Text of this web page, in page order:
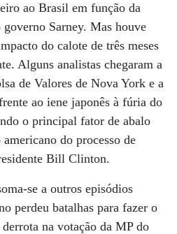
ao Brasil em função da
Sarney. Mas houve
do calote de três meses
Alguns analistas chegaram a
de Valores de Nova York e a
ao iene japonês à fúria do
o principal fator de abalo
do processo de
Bill Clinton.
se a outros episódios
perdeu batalhas para fazer o
na votação da MP do